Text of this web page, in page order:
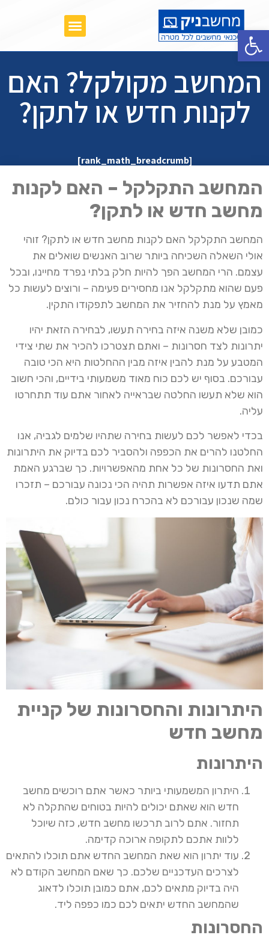
פתח סרגל נגישות
המחשב מקולקל? האם
לקנות חדש או לתקן?
[rank_math_breadcrumb]
המחשב התקלקל – האם לקנות
מחשב חדש או לתקן?
המחשב התקלקל האם לקנות מחשב חדש או לתקן? זוהי
אולי השאלה השכיחה ביותר שרוב האנשים שואלים את
עצמם. הרי המחשב הפך להיות חלק בלתי נפרד מחיינו, ובכל
פעם שהוא מתקלקל אנו מחסירים פעימה – ורוצים לעשות כל
מאמץ על מנת להחזיר את המחשב לתפקודו התקין.
כמובן שלא משנה איזה בחירה תעשו, לבחירה הזאת יהיו
יתרונות לצד חסרונות – ואתם תצטרכו להכיר את שתי צידי
המטבע על מנת להבין איזה מבין ההחלטות היא הכי טובה
עבורכם. בסוף יש לכם כוח מאוד משמעותי בידיים, והכי חשוב
הוא שלא תעשו החלטה שבראייה לאחור אתם עוד תתחרטו
עליה.
בכדי לאפשר לכם לעשות בחירה שתהיו שלמים לגביה, אנו
החלטנו להרים את הכפפה ולהסביר לכם בדיוק את היתרונות
ואת החסרונות של כל אחת מהאפשרויות. כך שברגע האמת
אתם תדעו איזה אפשרות תהיה הכי נכונה עבורכם – תזכרו
שמה שנכון עבורכם לא בהכרח נכון עבור כולם.
היתרונות והחסרונות של קניית
מחשב חדש
היתרונות
היתרון המשמעותי ביותר כאשר אתם רוכשים מחשב
חדש הוא שאתם יכולים להיות בטוחים שהתקלה לא
תחזור. אתם לרוב תרכשו מחשב חדש, כזה שיוכל
ללוות אתכם לתקופה ארוכה קדימה.
עוד יתרון הוא שאת המחשב החדש אתם תוכלו להתאים
לצרכים העדכניים שלכם. כך שאם המחשב הקודם לא
היה בדיוק מתאים לכם, אתם כמובן תוכלו לדאוג
שהמחשב החדש יתאים לכם כמו כפפה ליד.
החסרונות